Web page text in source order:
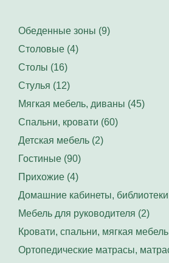
Обеденные зоны (9)
Столовые (4)
Столы (16)
Стулья (12)
Мягкая мебель, диваны (45)
Спальни, кровати (60)
Детская мебель (2)
Гостиные (90)
Прихожие (4)
Домашние кабинеты,
Мебель для руководителя (2)
Кровати, спальни, мягкая
Ортопедические матрасы,